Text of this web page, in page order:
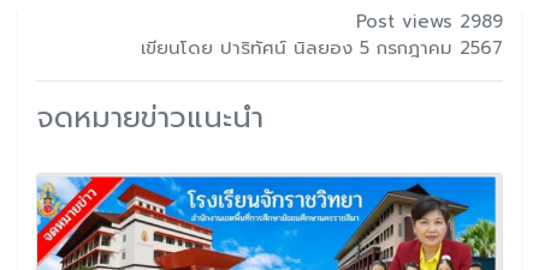
Post views 2989
เขียนโดย ปาริทัศน์ นิลยอง 5 กรกฎาคม 2567
จดหมายข่าวแนะนำ